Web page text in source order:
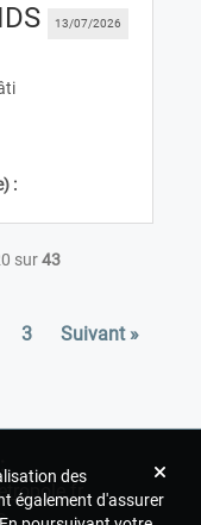
des
également d'assurer
13/07/2026
:
sur43
3 Suivant »